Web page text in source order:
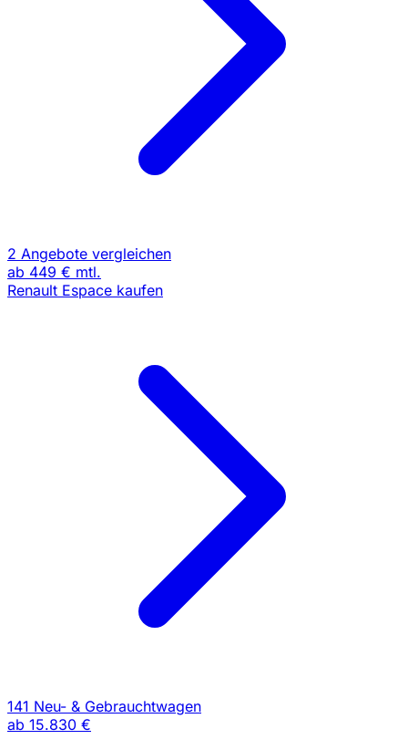
2 Angebote vergleichen
ab 449 € mtl.
Renault Espace kaufen
141 Neu- & Gebrauchtwagen
ab 15.830 €